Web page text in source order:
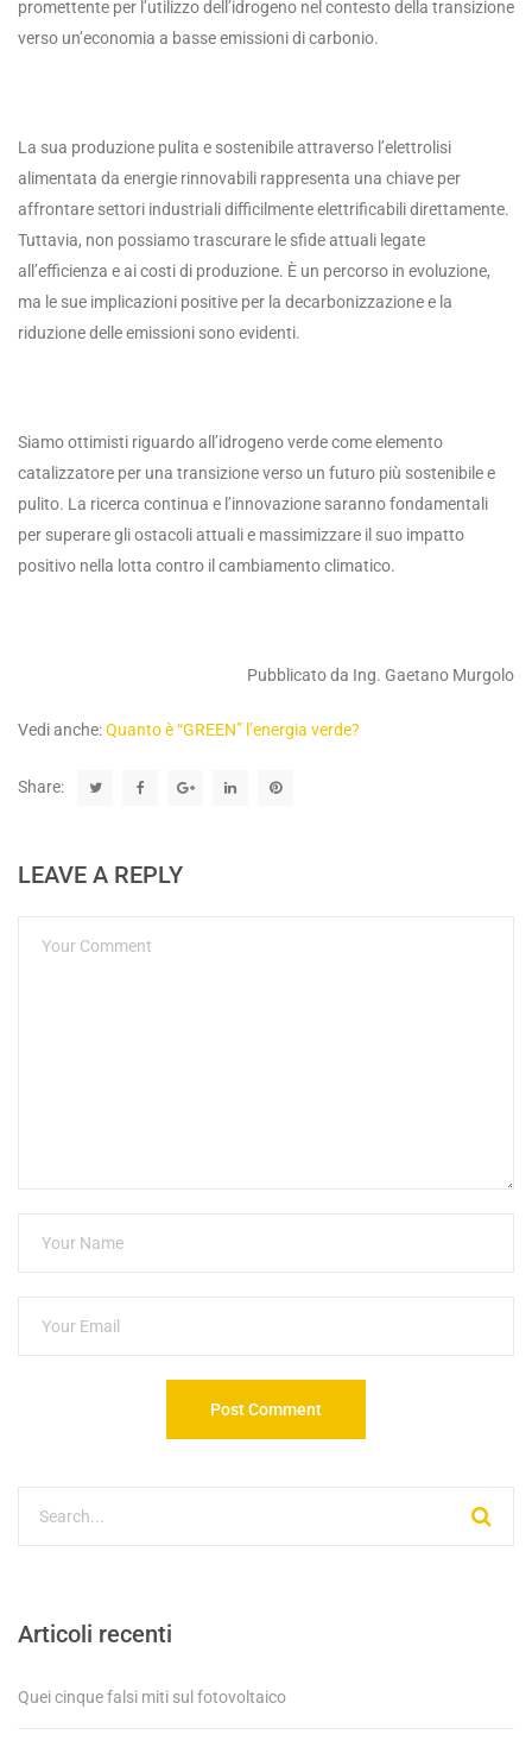
promettente per l’utilizzo dell’idrogeno nel contesto della transizione
verso un’economia a basse emissioni di carbonio.
La sua produzione pulita e sostenibile attraverso l’elettrolisi
alimentata da energie rinnovabili rappresenta una chiave per
affrontare settori industriali difficilmente elettrificabili direttamente.
Tuttavia, non possiamo trascurare le sfide attuali legate
all’efficienza e ai costi di produzione. È un percorso in evoluzione,
ma le sue implicazioni positive per la decarbonizzazione e la
riduzione delle emissioni sono evidenti.
Siamo ottimisti riguardo all’idrogeno verde come elemento
catalizzatore per una transizione verso un futuro più sostenibile e
pulito. La ricerca continua e l’innovazione saranno fondamentali
per superare gli ostacoli attuali e massimizzare il suo impatto
positivo nella lotta contro il cambiamento climatico.
Pubblicato da Ing. Gaetano Murgolo
Vedi anche:Quanto è “GREEN” l’energia verde?
Share:
LEAVE A REPLY
Articoli recenti
Quei cinque falsi miti sul fotovoltaico